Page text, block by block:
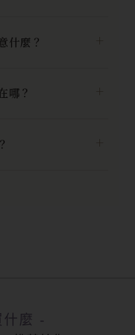
什麼？
哪？
什麼 -